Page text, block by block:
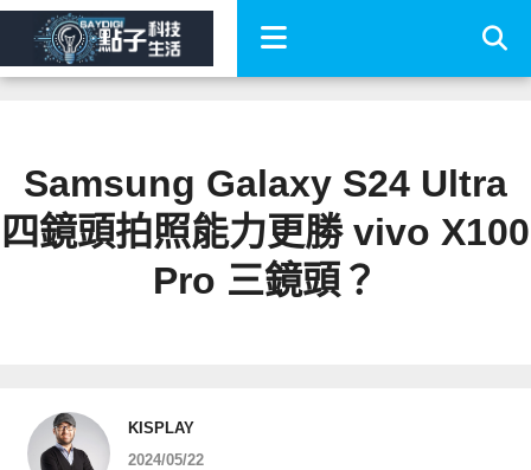
Samsung Galaxy S24 Ultra
四鏡頭拍照能力更勝 vivo X100
Pro 三鏡頭？
KISPLAY
2024/05/22